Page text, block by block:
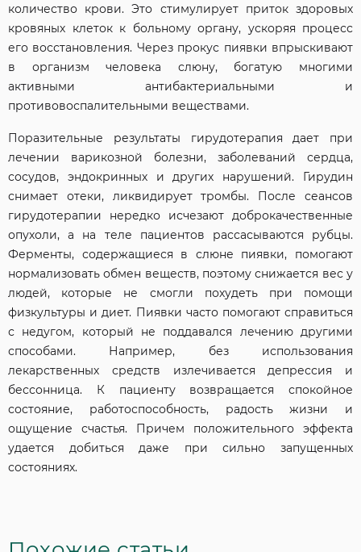
количество крови. Это стимулирует приток здоровых
кровяных клеток к больному органу, ускоряя процесс
его восстановления. Через прокус пиявки впрыскивают
в организм человека слюну, богатую многими
активными антибактериальными и
противовоспалительными веществами.
Поразительные результаты гирудотерапия дает при
лечении варикозной болезни, заболеваний сердца,
сосудов, эндокринных и других нарушений. Гирудин
снимает отеки, ликвидирует тромбы. После сеансов
гирудотерапии нередко исчезают доброкачественные
опухоли, а на теле пациентов рассасываются рубцы.
Ферменты, содержащиеся в слюне пиявки, помогают
нормализовать обмен веществ, поэтому снижается вес у
людей, которые не смогли похудеть при помощи
физкультуры и диет. Пиявки часто помогают справиться
с недугом, который не поддавался лечению другими
способами. Например, без использования
лекарственных средств излечивается депрессия и
бессонница. К пациенту возвращается спокойное
состояние, работоспособность, радость жизни и
ощущение счастья. Причем положительного эффекта
удается добиться даже при сильно запущенных
состояниях.